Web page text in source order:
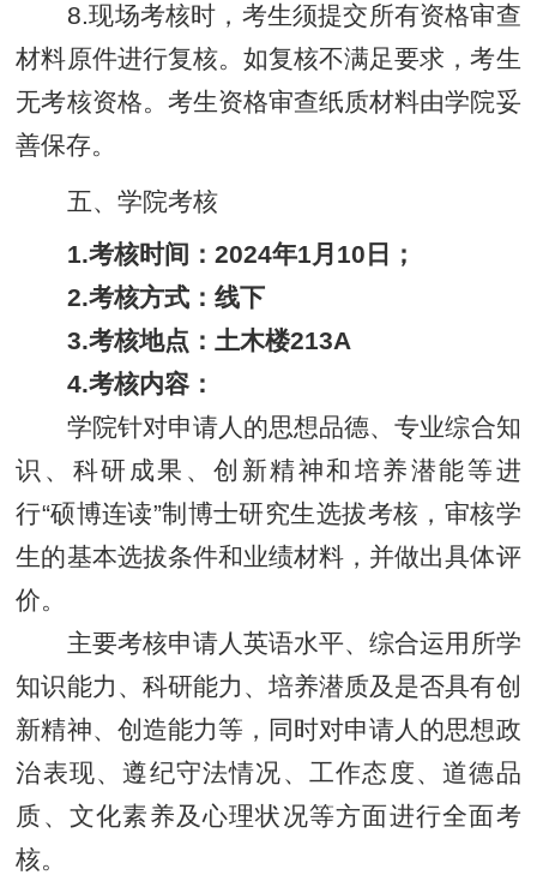
8.现场考核时，考生须提交所有资格审查
材料原件进行复核。如复核不满足要求，考生
无考核资格。考生资格审查纸质材料由学院妥
善保存。
五、学院考核
1.考核时间：2024年1月10日；
2.考核方式：线下
3.考核地点：土木楼213A
4.考核内容：
学院针对申请人的思想品德、专业综合知
识、科研成果、创新精神和培养潜能等进
行“硕博连读”制博士研究生选拔考核，审核学
生的基本选拔条件和业绩材料，并做出具体评
价。
主要考核申请人英语水平、综合运用所学
知识能力、科研能力、培养潜质及是否具有创
新精神、创造能力等，同时对申请人的思想政
治表现、遵纪守法情况、工作态度、道德品
质、文化素养及心理状况等方面进行全面考
核。